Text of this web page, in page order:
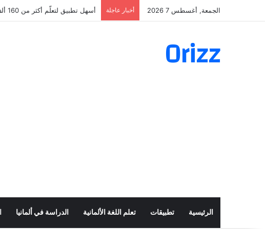
الجمعة, أغسطس 7 2026 أخبار عاجلة أسهل تطبيق لتعلّم أكثر من 160 ألف فعل بالألمانية
Orizz
الرئيسية تطبيقات تعلم اللغة الألمانية الدراسة في ألمانيا